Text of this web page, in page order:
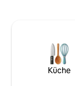
Whitsunday
an, in dem du
Gefühl von Raum,
Entspannung an
Küche